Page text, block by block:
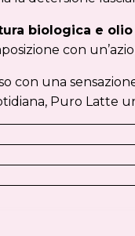
biologica e
con
con una
Puro Latte